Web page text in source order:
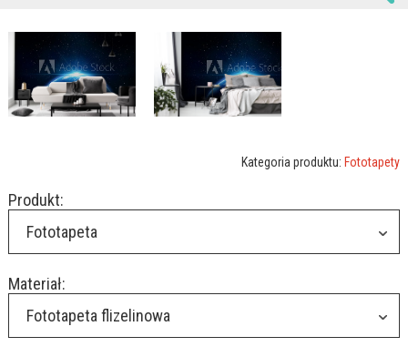
Kategoria produktu: Fototapety
Produkt:
Fototapeta
Materiał:
Fototapeta flizelinowa